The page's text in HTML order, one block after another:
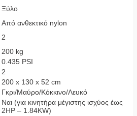
Ξύλο
Από ανθεκτικό nylon
2
200 kg
0.435 PSI
2
200 x 130 x 52 cm
Γκρι/Μαύρο/Κόκκινο/Λευκό
Ναι (για κινητήρα μέγιστης ισχύος έως
2HP – 1.84KW)